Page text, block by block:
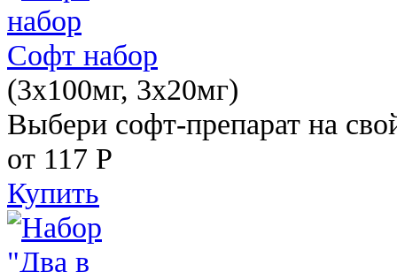
Софт набор
(3x100мг, 3x20мг)
Выбери софт-препарат на
от 117 Р
Купить